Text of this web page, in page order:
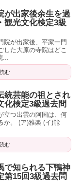
が出家後余生を過
観光文化検定3級
院が出家後、平家一門
した大原の寺院はどこ
...
む
統芸能の祖とされ
化検定3級過去問
立つ出雲の阿国は、何
か。 (ア)雅楽 (イ)能
む
で知られる下鴨神
第15回3級過去問